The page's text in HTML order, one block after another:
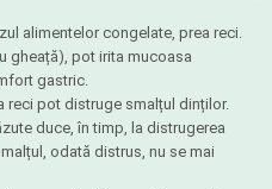
alimentelor congelate, prea reci.
gheață), pot irita mucoasa
gastric.
reci pot distruge smalțul dinților.
duce, în timp, la distrugerea
odată distrus, nu se mai